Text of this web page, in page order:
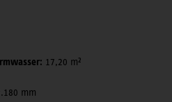
17,20 m²
mm